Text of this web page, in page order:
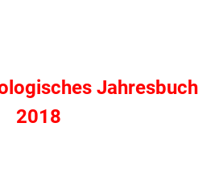
Jahresbuch
2018